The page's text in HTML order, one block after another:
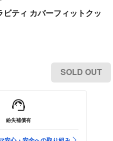
ティ カバーフィットクッ
SOLD OUT
紛失補償有